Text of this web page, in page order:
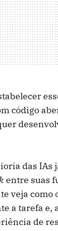
código
das IAs
entre suas
veja como
a tarefa e,
de